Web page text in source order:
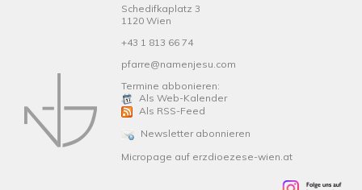
Schedifkaplatz 3
1120 Wien
+43 1 813 66 74
pfarre@namenjesu.com
Termine abbonieren:
Als Web-Kalender
Als RSS-Feed
Newsletter abonnieren
Micropage auf erzdioezese-wien.at